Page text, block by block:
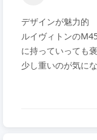
デザインが魅力的
ルイヴィトンの
に持っていっても
少し重いのが気に